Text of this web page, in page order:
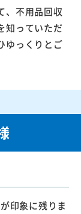
、不用品回収
知っていただ
ゆっくりとご
印象に残りま